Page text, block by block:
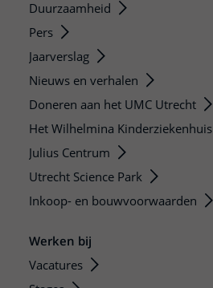
Duurzaamheid
Pers
Jaarverslag
Nieuws en verhalen
Doneren aan het UMC Utrecht
Het Wilhelmina Kinderziekenhuis
Julius Centrum
Utrecht Science Park
Inkoop- en bouwvoorwaarden
Werken bij
Vacatures